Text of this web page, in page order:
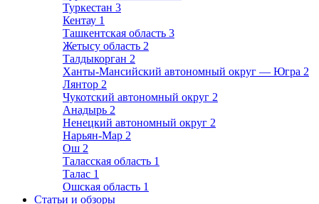
Туркестан 3
Кентау 1
Ташкентская область 3
Жетысу область 2
Талдыкорган 2
Ханты-Мансийский автономный округ — Югра 2
Лянтор 2
Чукотский автономный округ 2
Анадырь 2
Ненецкий автономный округ 2
Нарьян-Мар 2
Ош 2
Таласская область 1
Талас 1
Ошская область 1
Статьи и обзоры